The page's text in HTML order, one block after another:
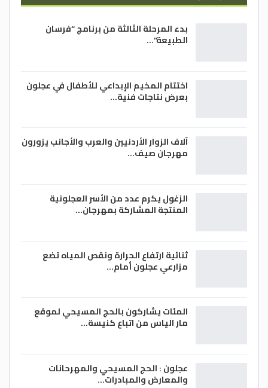
بدء المرحلة الثالثة من برنامج “فرسان
الطبيعة”…
اختتام المخيم الإبداعي للأطفال في عجلون
بعرض نتاجات فنية…
آلاف الزوار الأردنيين والعرب والأجانب يزورون
مهرجان صيف…
الزغول يكرم عدد من الأسر العجلونية
المنتجة المشاركة بمهرجان…
ثنائية ارتفاع الحرارة ونقص المياه تضع
مزارعي عجلون أمام…
المئات يشاركون بالحج المسيحي لموقع
مار الياس من اتباع كنيسة…
عجلون : الحج المسيحي والمهرحانات
والمعارض والمبادرات…